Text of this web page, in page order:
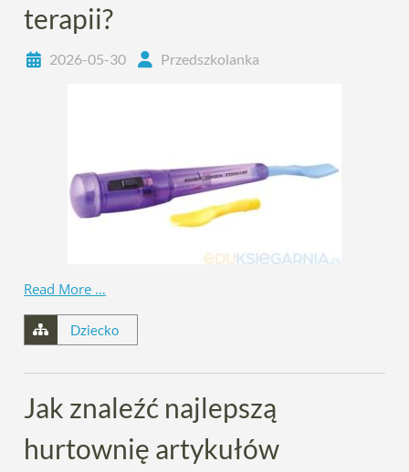
terapii?
2026-05-30 Przedszkolanka
Read More …
Dziecko
Jak znaleźć najlepszą
hurtownię artykułów